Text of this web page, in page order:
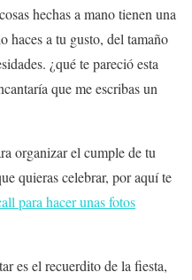
hechas a mano tienen una
haces a tu gusto, del tamaño
¿qué te pareció esta
que me escribas un
organizar el cumple de tu
quieras celebrar, por aquí te
para hacer unas fotos
es el recuerdito de la fiesta,